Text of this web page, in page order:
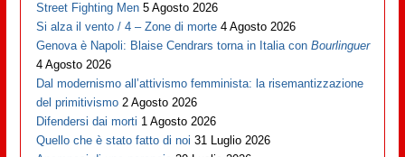
Street Fighting Men 5 Agosto 2026
Si alza il vento / 4 – Zone di morte 4 Agosto 2026
Genova è Napoli: Blaise Cendrars torna in Italia conBourlinguer
4 Agosto 2026
Dal modernismo all’attivismo femminista: la risemantizzazione
del primitivismo 2 Agosto 2026
Difendersi dai morti 1 Agosto 2026
Quello che è stato fatto di noi 31 Luglio 2026